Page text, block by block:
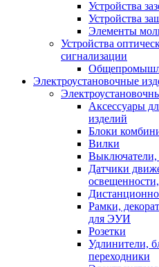
Устройства
Устройства
Элементы
Устройства
сигнализации
Электроустановочные
Аксессуары
изделий
Блоки
Вилки
Выключатели,
Датчики
Рамки,
для ЭУИ
Розетки
Удлинители,
переходники